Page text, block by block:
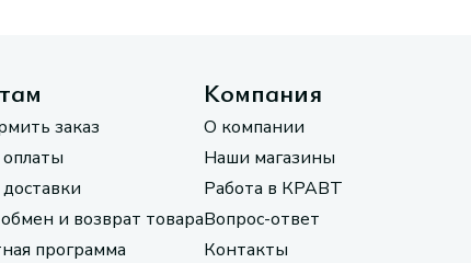
заказ
и возврат товара
программа
Компания
О компании
Наши магазины
Работа в КРАВТ
Вопрос-ответ
Контакты